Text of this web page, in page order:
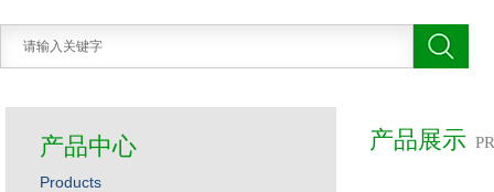
产品展示
产品中心
Products